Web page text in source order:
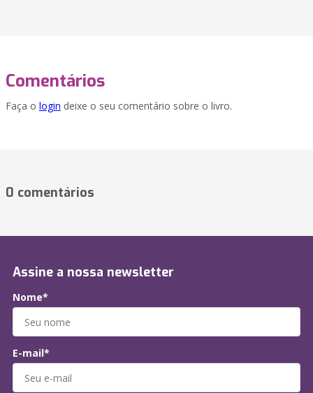
Comentários
Faça o login deixe o seu comentário sobre o livro.
0 comentários
Assine a nossa newsletter
Nome*
E-mail*